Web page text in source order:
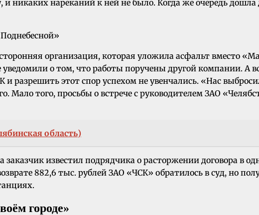
никаких нареканий к ней не было. Когда же очередь
организация, которая уложила асфальт вместо
о том, что работы поручены другой компании. А
разрешить этот спор успехом не увенчались. «Нас
Мало того, просьбы о встрече с руководителем ЗАО
область)
заказчик известил подрядчика о расторжении договора в
882,6 тыс. рублей ЗАО «ЧСК» обратилось в суд, но
городе»